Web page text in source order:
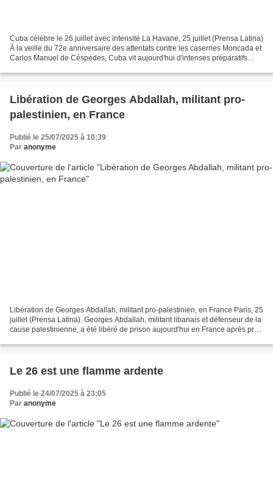
Cuba célèbre le 26 juillet avec intensité La Havane, 25 juillet (Prensa Latina)
À la veille du 72e anniversaire des attentats contre les casernes Moncada et
Carlos Manuel de Céspedes, Cuba vit aujourd'hui d'intenses préparatifs
Libération de Georges Abdallah, militant pro-
palestinien, en France
Publié le 25/07/2025 à 10:39
Par anonyme
Libération de Georges Abdallah, militant pro-palestinien, en France Paris, 25
juillet (Prensa Latina). Georges Abdallah, militant libanais et défenseur de la
cause palestinienne, a été libéré de prison aujourd'hui en France après près
Le 26 est une flamme ardente
Publié le 24/07/2025 à 23:05
Par anonyme